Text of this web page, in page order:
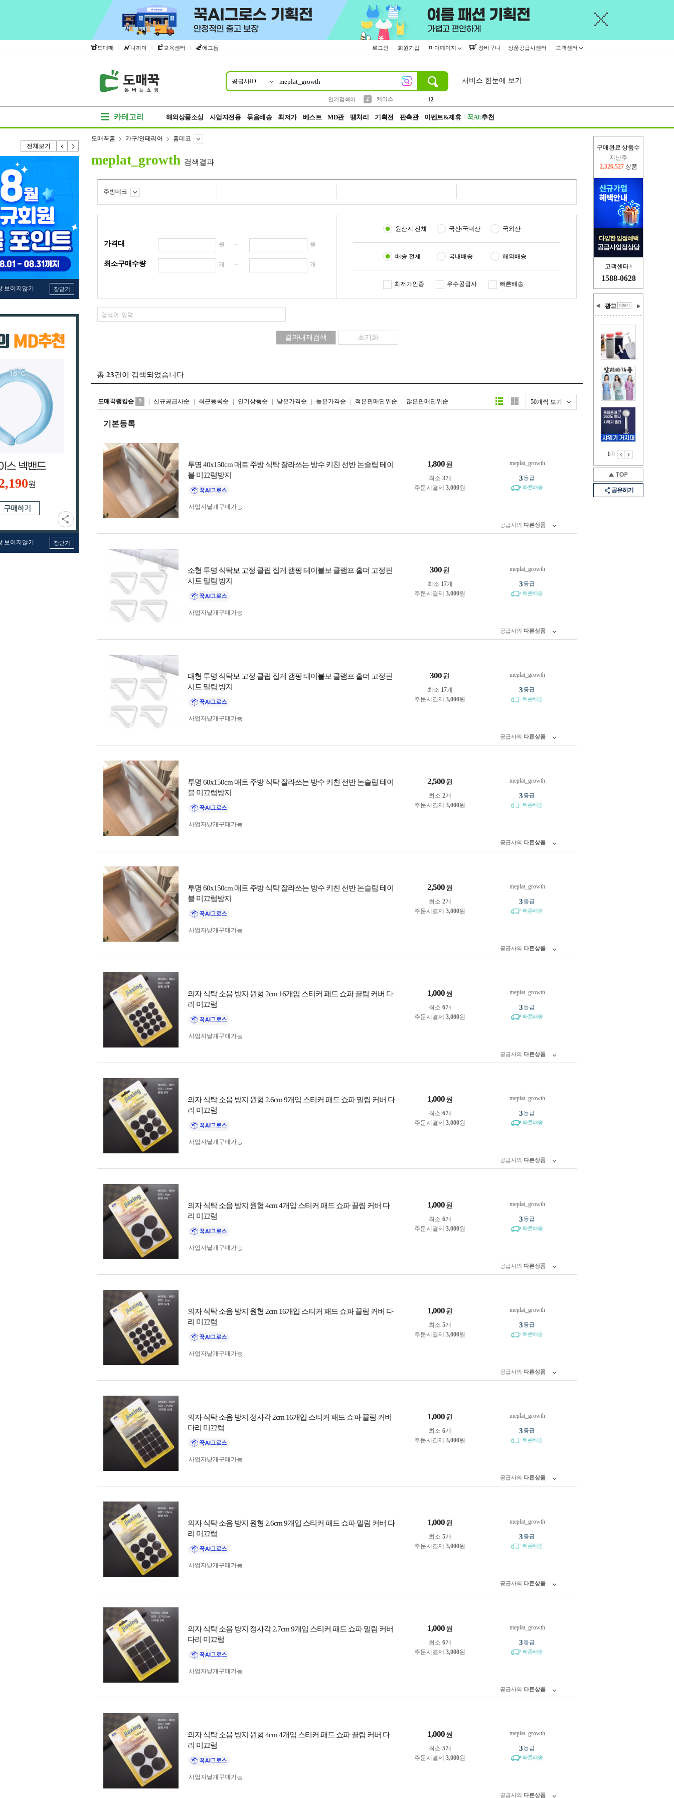
도매매 | 나까마 | 교육센터 | 에그돔 로그인 회원가입 마이페이지 장바구니 상품공급사센터 고객센터
공급사ID
인기검색어
2
케이스
12
서비스 한눈에 보기
카테고리 해외상품소싱 사업자전용 묶음배송 최저가 베스트 MD관 땡처리 기획전 판촉관 이벤트&제휴 꾹AI:추천
전체보기
보이지않기 창닫기
원
보이지않기 창닫기
구매완료 상품수
이번주
2,277,985 상품
다양한 입점혜택
공급사입점상담
고객센터
1588-0628
광고
1/9
공유하기
도매꾹홈 가구/인테리어 홈데코
meplat_growth 검색결과
주방데코
가격대 원 ~ 원
최소구매수량 개 ~ 개
원산지 전체 국산/국내산 국외산
배송 전체 국내배송 해외배송
최저가인증 우수공급사 빠른배송
총 23건이 검색되었습니다
도매꾹랭킹순 신규공급사순 최근등록순 인기상품순 낮은가격순 높은가격순 적은판매단위순 많은판매단위순 50개씩 보기
리스트형갤러리형
기본등록
투명 40x150cm 매트 주방 식탁 잘라쓰는 방수 키친 선반 논슬립 테이
블 미끄럼방지
1,800 원
최소 3개
주문시결제 3,000원
사업자 낱개구매가능
meplat_growth
3등급
빠른배송
공급사의 다른상품
소형 투명 식탁보 고정 클립 집게 캠핑 테이블보 클램프 홀더 고정핀
시트 밀림 방지
300 원
최소 17개
주문시결제 3,000원
사업자 낱개구매가능
meplat_growth
3등급
빠른배송
공급사의 다른상품
대형 투명 식탁보 고정 클립 집게 캠핑 테이블보 클램프 홀더 고정핀
시트 밀림 방지
300 원
최소 17개
주문시결제 3,000원
사업자 낱개구매가능
meplat_growth
3등급
빠른배송
공급사의 다른상품
투명 60x150cm 매트 주방 식탁 잘라쓰는 방수 키친 선반 논슬립 테이
블 미끄럼방지
2,500 원
최소 2개
주문시결제 3,000원
사업자 낱개구매가능
meplat_growth
3등급
빠른배송
공급사의 다른상품
투명 60x150cm 매트 주방 식탁 잘라쓰는 방수 키친 선반 논슬립 테이
블 미끄럼방지
2,500 원
최소 2개
주문시결제 3,000원
사업자 낱개구매가능
meplat_growth
3등급
빠른배송
공급사의 다른상품
의자 식탁 소음 방지 원형 2cm 16개입 스티커 패드 쇼파 끌림 커버 다
리 미끄럼
1,000 원
최소 6개
주문시결제 3,000원
사업자 낱개구매가능
meplat_growth
3등급
빠른배송
공급사의 다른상품
의자 식탁 소음 방지 원형 2.6cm 9개입 스티커 패드 쇼파 밀림 커버 다
리 미끄럼
1,000 원
최소 6개
주문시결제 3,000원
사업자 낱개구매가능
meplat_growth
3등급
빠른배송
공급사의 다른상품
의자 식탁 소음 방지 원형 4cm 4개입 스티커 패드 쇼파 끌림 커버 다
리 미끄럼
1,000 원
최소 6개
주문시결제 3,000원
사업자 낱개구매가능
meplat_growth
3등급
빠른배송
공급사의 다른상품
의자 식탁 소음 방지 원형 2cm 16개입 스티커 패드 쇼파 끌림 커버 다
리 미끄럼
1,000 원
최소 5개
주문시결제 3,000원
사업자 낱개구매가능
meplat_growth
3등급
빠른배송
공급사의 다른상품
의자 식탁 소음 방지 정사각 2cm 16개입 스티커 패드 쇼파 끌림 커버
다리 미끄럼
1,000 원
최소 6개
주문시결제 3,000원
사업자 낱개구매가능
meplat_growth
3등급
빠른배송
공급사의 다른상품
의자 식탁 소음 방지 원형 2.6cm 9개입 스티커 패드 쇼파 밀림 커버 다
리 미끄럼
1,000 원
최소 5개
주문시결제 3,000원
사업자 낱개구매가능
meplat_growth
3등급
빠른배송
공급사의 다른상품
의자 식탁 소음 방지 정사각 2.7cm 9개입 스티커 패드 쇼파 밀림 커버
다리 미끄럼
1,000 원
최소 6개
주문시결제 3,000원
사업자 낱개구매가능
meplat_growth
3등급
빠른배송
공급사의 다른상품
의자 식탁 소음 방지 원형 4cm 4개입 스티커 패드 쇼파 끌림 커버 다
리 미끄럼
1,000 원
최소 5개
주문시결제 3,000원
사업자 낱개구매가능
meplat_growth
3등급
빠른배송
공급사의 다른상품